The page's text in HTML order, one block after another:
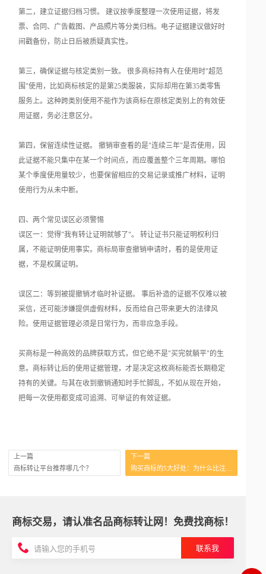
第二，建立证据归档习惯。 建议按季度整理一次使用证据，将发
票、合同、广告截图、产品照片等分类归档。电子证据建议做好时
间戳备份，防止日后被质疑真实性。
第三，确保证据与核定类别一致。 很多商标持有人在使用时"超范
围"使用，比如商标核定的是第25类服装，实际却用在第35类零售
服务上。这种跨类别使用不能作为该商标在原核定类别上的有效使
用证据，务必注意区分。
第四，保留连续性证据。 撤销审查看的是"连续三年"是否使用，因
此证据不能只集中在某一个时间点，而应覆盖整个三年周期。哪怕
某个季度使用量较少，也要保留相应的交易记录或推广材料，证明
使用行为从未中断。
四、两个常见误区必须警惕
误区一：觉得"我有转让证明就够了"。 转让证书只能证明权利归
属，不能证明使用事实。商标局审查撤销申请时，看的是使用证
据，不是权属证明。
误区二：等到被提撤销才临时补证据。 事后补造的证据不仅难以被
采信，还可能涉嫌提供虚假材料，反而给自己带来更大的法律风
险。使用证据管理必须是日常行为，而非应急手段。
买商标是一种高效的品牌获取方式，但它绝不是"买完就躺平"的生
意。商标转让后的使用证据管理，才是决定这枚商标能否长期稳定
持有的关键。与其在收到撤销通知时手忙脚乱，不如从现在开始，
把每一次使用都变成可追溯、可举证的有效证据。
上一篇
商标转让平台推荐哪几个？
下一篇
购买商标的5大好处：为什么比注册快？
商标交易，请认准名品商标转让网！免费找商标！
联系我